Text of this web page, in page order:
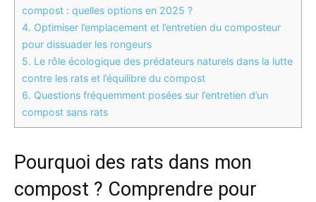
compost : quelles options en 2025 ?
4. Optimiser l’emplacement et l’entretien du composteur
pour dissuader les rongeurs
5. Le rôle écologique des prédateurs naturels dans la lutte
contre les rats et l’équilibre du compost
6. Questions fréquemment posées sur l’entretien d’un
compost sans rats
Pourquoi des rats dans mon
compost ? Comprendre pour